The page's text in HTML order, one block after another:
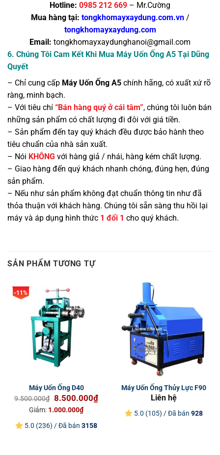
Hotline: 0985 212 669 – Mr.Cường
Mua hàng tại: tongkhomayxaydung.com.vn/
tongkhomayxaydung.com
Email: tongkhomayxaydunghanoi@gmail.com
6. Chúng Tôi Cam Kết Khi Mua Máy Uốn Ống A5 Tại Dũng
Quyết
– Chỉ cung cấp Máy Uốn Ống A5 chính hãng, có xuất xứ rõ
ràng, minh bạch.
– Với tiêu chí “Bán hàng quý ở cái tâm”, chúng tôi luôn bán
những sản phẩm có chất lượng đi đôi với giá tiền.
– Sản phẩm đến tay quý khách đều được bảo hành theo
tiêu chuẩn của nhà sản xuất.
– Nói KHÔNG với hàng giả / nhái, hàng kém chất lượng.
– Giao hàng đến quý khách nhanh chóng, đúng hẹn, đúng
sản phẩm.
– Nếu như sản phẩm không đạt chuẩn thông tin như đã
thỏa thuận với khách hàng. Chúng tôi sẵn sàng thu hồi lại
máy và áp dụng hình thức 1 đổi 1 cho quý khách.
SẢN PHẨM TƯƠNG TỰ
-11%
Máy Uốn Ống D40
9.500.000₫ Giá
gốc
9.500.000₫.
8.500.000₫Giá
Giảm: 1.000.000₫
5.0 (236) / Đã bán 3158
Máy Uốn Ống Thủy Lực F90
Liên hệ
5.0 (105) / Đã bán 928